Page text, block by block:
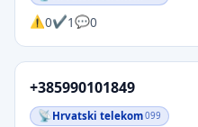
0 1 0
+385990101849
Hrvatski telekom099